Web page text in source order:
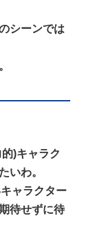
シーンでは
)キャラク
いわ。
ャラクター
待せずに待